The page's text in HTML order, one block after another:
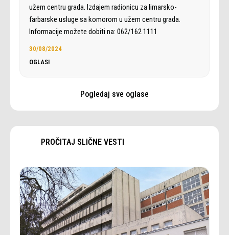
užem centru grada. Izdajem radionicu za limarsko-
farbarske usluge sa komorom u užem centru grada.
Informacije možete dobiti na: 062/162 1111
30/08/2024
OGLASI
Pogledaj sve oglase
PROČITAJ SLIČNE VESTI